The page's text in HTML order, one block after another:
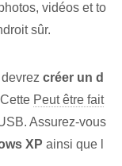
vidéos et to
sûr.
créer un d
Peut être fait
‌Assurez-vous
XP ainsi que l